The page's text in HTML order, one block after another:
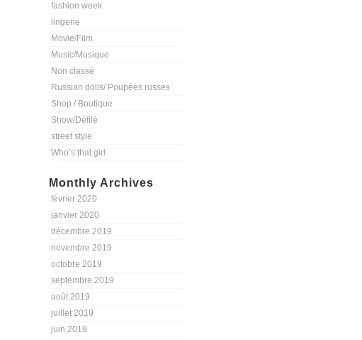
fashion week
lingerie
Movie/Film
Music/Musique
Non classé
Russian dolls/ Poupées russes
Shop / Boutique
Show/Défilé
street style
Who’s that girl
Monthly Archives
février 2020
janvier 2020
décembre 2019
novembre 2019
octobre 2019
septembre 2019
août 2019
juillet 2019
juin 2019